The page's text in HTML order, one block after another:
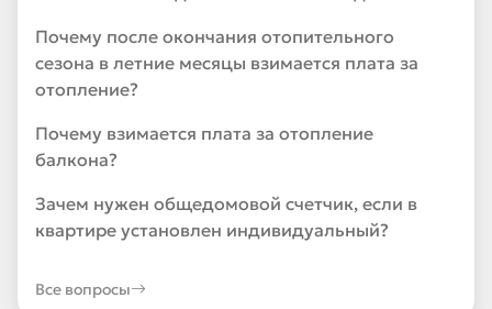
Почему после окончания отопительного
сезона в летние месяцы взимается плата за
отопление?
Почему взимается плата за отопление
балкона?
Зачем нужен общедомовой счетчик, если в
квартире установлен индивидуальный?
Все вопросы